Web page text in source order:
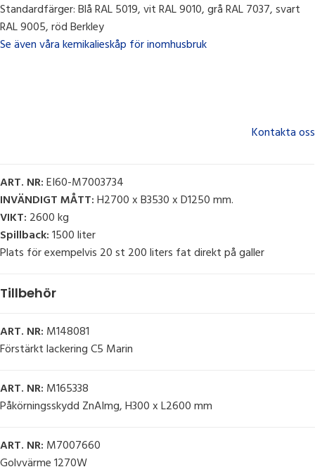
Standardfärger: Blå RAL 5019, vit RAL 9010, grå RAL 7037, svart
RAL 9005, röd Berkley
Se även våra kemikalieskåp för inomhusbruk
Kontakta oss
ART. NR:EI60-M7003734
INVÄNDIGT MÅTT:H2700 x B3530 x D1250 mm.
VIKT: 2600 kg
Spillback:1500 liter
Plats för exempelvis 20 st 200 liters fat direkt på galler
Tillbehör
ART. NR: M148081
Förstärkt lackering C5 Marin
ART. NR: M165338
Påkörningsskydd ZnAImg, H300 x L2600 mm
ART. NR: M7007660
Golvvärme 1270W